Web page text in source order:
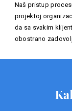
Naš pristup
projektoj
da sa svakim
obostrano